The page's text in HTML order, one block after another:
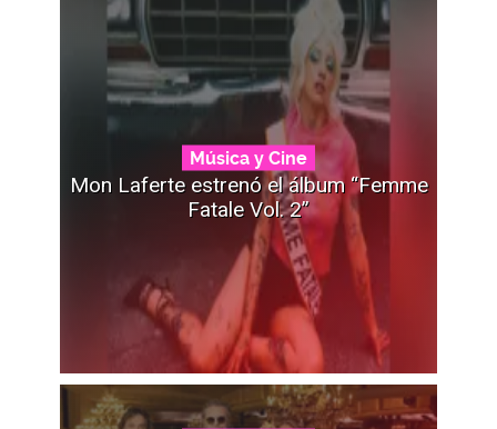
Música y Cine
Mon Laferte estrenó el álbum “Femme
Fatale Vol. 2”